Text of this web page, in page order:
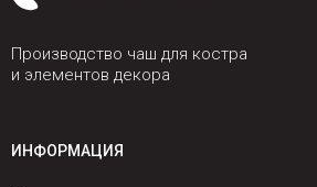
Производство чаш для костра
и элементов декора
ИНФОРМАЦИЯ